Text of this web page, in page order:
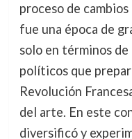
proceso de
fue una época de
solo en términos
políticos que
Revolución
del arte. En este
diversificó y